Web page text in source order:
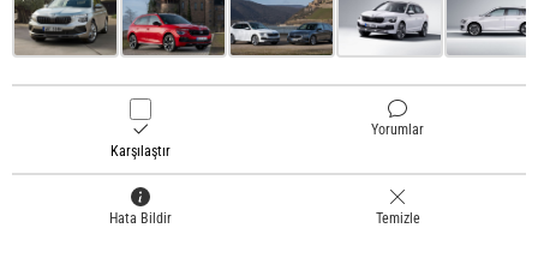
Karşılaştır
Yorumlar
Hata Bildir Temizle